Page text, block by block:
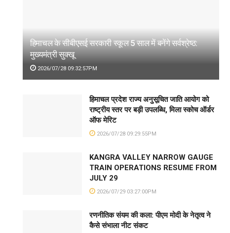
हिमाचल के सीबीएसई सरकारी स्कूल 5 साल में बनेंगे सर्वश्रेष्ठ:
मुख्यमंत्री सुक्खू
2026/07/28 09:32:57PM
हिमाचल प्रदेश राज्य अनुसूचित जाति आयोग को
राष्ट्रीय स्तर पर बड़ी उपलब्धि, मिला स्कोच ऑर्डर
ऑफ मेरिट
2026/07/28 09:29:55PM
KANGRA VALLEY NARROW GAUGE
TRAIN OPERATIONS RESUME FROM
JULY 29
2026/07/29 03:27:00PM
रणनीतिक संयम की कला: पीएम मोदी के नेतृत्व ने
कैसे संभाला नीट संकट